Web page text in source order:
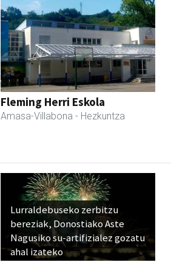
Fleming Herri Eskola
Amasa-Villabona - Hezkuntza
Lurraldebuseko zerbitzu
bereziak, Donostiako Aste
Nagusiko su-artifizialez gozatu
ahal izateko